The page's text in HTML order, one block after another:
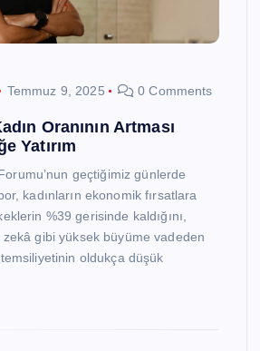
Temmuz 9, 2025 0 Comments
Oranının Artması
Yatırım
geçtiğimiz günlerde
kadınların ekonomik fırsatlara
%39 gerisinde kaldığını,
gibi yüksek büyüme vadeden
oldukça düşük